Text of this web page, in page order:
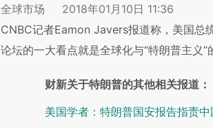
全球市场
2018年01月10日 11:36
CNBC记者Eamon Javers报道称，美国总
论坛的一大看点就是全球化与“特朗普主义”
财新关于特朗普的其他相关报道：
美国学者：特朗普国安报告指责